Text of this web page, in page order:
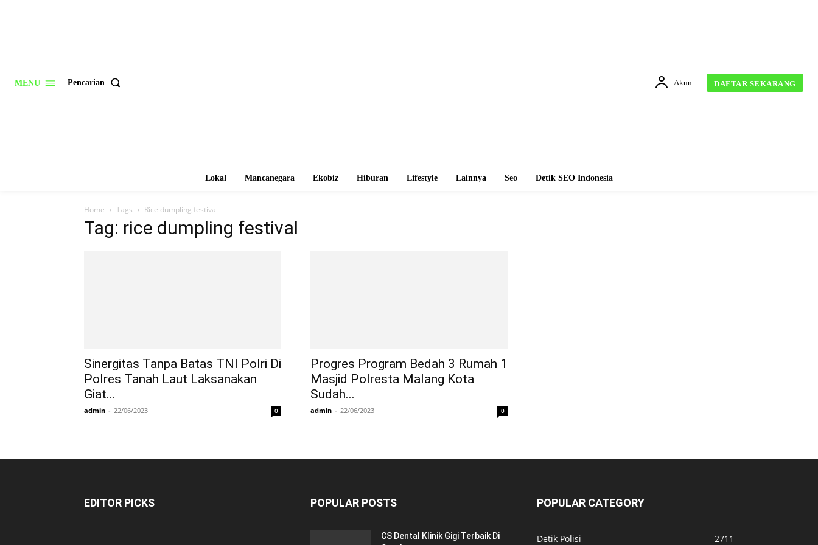
MENU Pencarian Akun DAFTAR SEKARANG
Lokal Mancanegara Ekobiz Hiburan Lifestyle Lainnya Seo Detik SEO Indonesia
Home Tags Rice dumpling festival
Tag: rice dumpling festival
Sinergitas Tanpa Batas TNI Polri Di
Polres Tanah Laut Laksanakan
Giat...
admin - 22/06/2023 0
Progres Program Bedah 3 Rumah 1
Masjid Polresta Malang Kota
Sudah...
admin - 22/06/2023 0
EDITOR PICKS POPULAR POSTS
CS Dental Klinik Gigi Terbaik Di
POPULAR CATEGORY
Detik Polisi 2711